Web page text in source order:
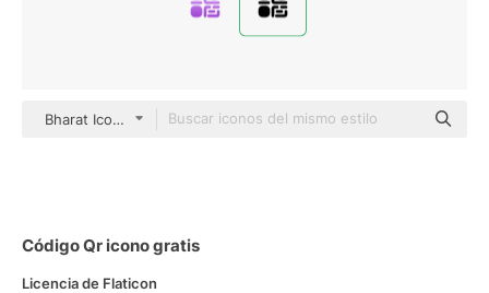
Bharat Icons Glyph
Código Qr icono gratis
Licencia de Flaticon